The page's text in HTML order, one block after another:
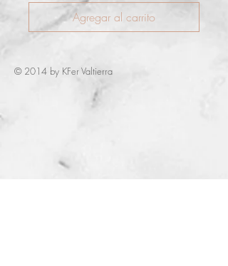
Agregar al carrito
© 2014 by KFer Valtierra